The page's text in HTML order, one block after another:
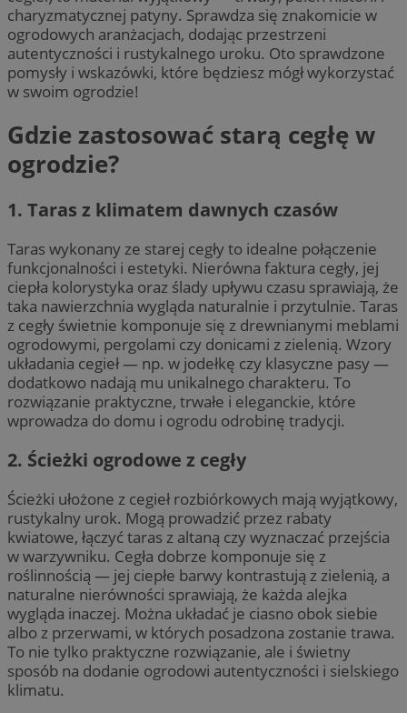
charyzmatycznej patyny. Sprawdza się znakomicie w
ogrodowych aranżacjach, dodając przestrzeni
autentyczności i rustykalnego uroku. Oto sprawdzone
pomysły i wskazówki, które będziesz mógł wykorzystać
w swoim ogrodzie!
Gdzie zastosować starą cegłę w
ogrodzie?
1. Taras z klimatem dawnych czasów
Taras wykonany ze starej cegły to idealne połączenie
funkcjonalności i estetyki. Nierówna faktura cegły, jej
ciepła kolorystyka oraz ślady upływu czasu sprawiają, że
taka nawierzchnia wygląda naturalnie i przytulnie. Taras
z cegły świetnie komponuje się z drewnianymi meblami
ogrodowymi, pergolami czy donicami z zielenią. Wzory
układania cegieł — np. w jodełkę czy klasyczne pasy —
dodatkowo nadają mu unikalnego charakteru. To
rozwiązanie praktyczne, trwałe i eleganckie, które
wprowadza do domu i ogrodu odrobinę tradycji.
2. Ścieżki ogrodowe z cegły
Ścieżki ułożone z cegieł rozbiórkowych mają wyjątkowy,
rustykalny urok. Mogą prowadzić przez rabaty
kwiatowe, łączyć taras z altaną czy wyznaczać przejścia
w warzywniku. Cegła dobrze komponuje się z
roślinnością — jej ciepłe barwy kontrastują z zielenią, a
naturalne nierówności sprawiają, że każda alejka
wygląda inaczej. Można układać je ciasno obok siebie
albo z przerwami, w których posadzona zostanie trawa.
To nie tylko praktyczne rozwiązanie, ale i świetny
sposób na dodanie ogrodowi autentyczności i sielskiego
klimatu.